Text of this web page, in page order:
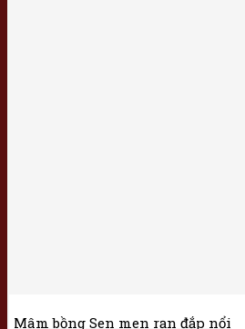
Mâm bồng Sen men rạn đắp nổi